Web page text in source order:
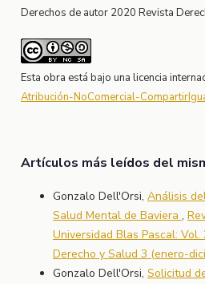
Derechos de autor 2020 Revista
Esta obra está bajo una licencia
Atribución-NoComercial-
Artículos más leídos del
Gonzalo Dell'Orsi, Análisis
Salud Mental de Baviera ,
Universidad Blas Pascal: Vol.
Derecho y Salud 3 (enero-
Gonzalo Dell'Orsi, Solicitud